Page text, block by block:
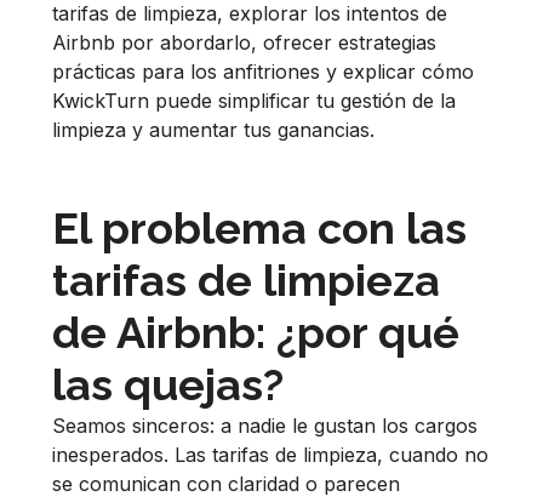
tarifas de limpieza, explorar los intentos de
Airbnb por abordarlo, ofrecer estrategias
prácticas para los anfitriones y explicar cómo
KwickTurn puede simplificar tu gestión de la
limpieza y aumentar tus ganancias.
El problema con las
tarifas de limpieza
de Airbnb: ¿por qué
las quejas?
Seamos sinceros: a nadie le gustan los cargos
inesperados. Las tarifas de limpieza, cuando no
se comunican con claridad o parecen